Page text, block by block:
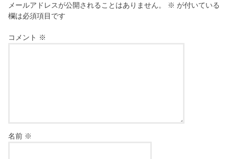
メールアドレスが公開されることはありません。 ※ が付いている
欄は必須項目です
コメント ※
名前 ※